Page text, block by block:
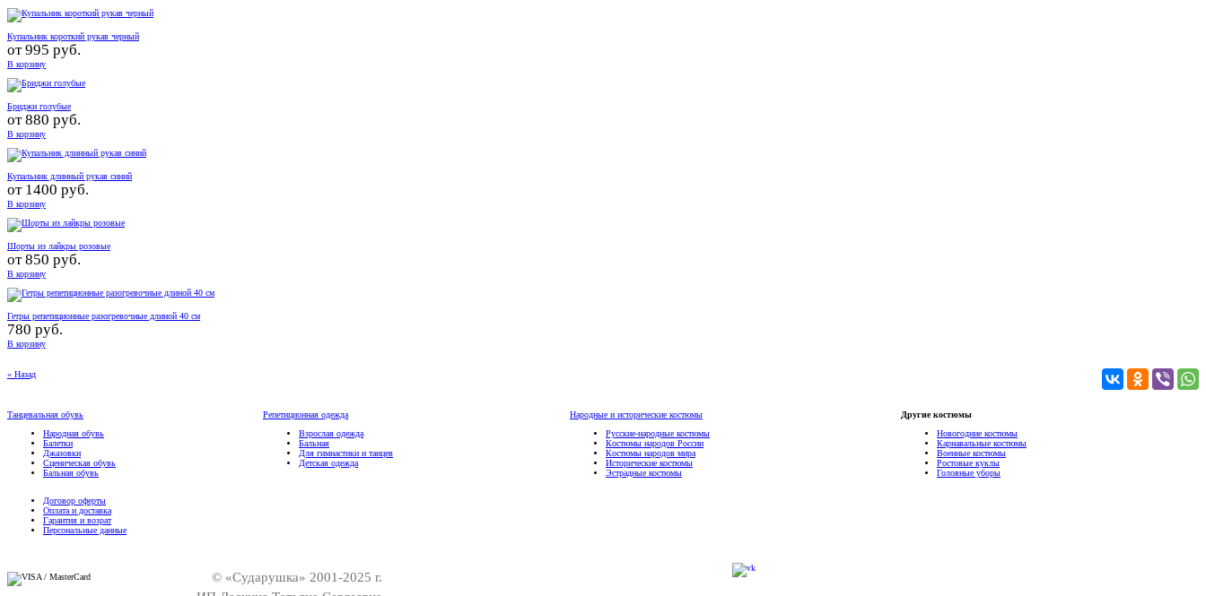
Купальник короткий рукав черный
от995 руб.
В корзину
Бриджи голубые
от880 руб.
В корзину
Купальник длинный рукав синий
от 1400 руб.
В корзину
Шорты из лайкры розовые
от850 руб.
В корзину
Гетры репетиционные разогревочные длиной 40 см
780 руб.
В корзину
« Назад
Танцевальная обувь
Народная обувь
Балетки
Джазовки
Сценическая обувь
Бальная обувь
Репетиционная одежда
Взрослая одежда
Бальная
Для гимнастики и танцев
Детская одежда
Народные и исторические костюмы
Русские-народные костюмы
Костюмы народов России
Костюмы народов мира
Исторические костюмы
Эстрадные костюмы
Другие костюмы
Новогодние костюмы
Карнавальные костюмы
Военные костюмы
Ростовые куклы
Головные уборы
Договор оферты
Оплата и доставка
Гарантия и возрат
Персональные данные
© «Сударушка» 2001-2025 г.